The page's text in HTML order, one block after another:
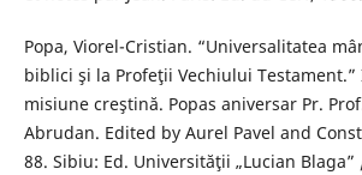
Popa, Viorel-Cristian. “Universalitatea
biblici şi la Profeţii Vechiului
misiune creştină. Popas aniversar Pr.
Abrudan. Edited by Aurel Pavel and
88. Sibiu: Ed. Universităţii „Lucian